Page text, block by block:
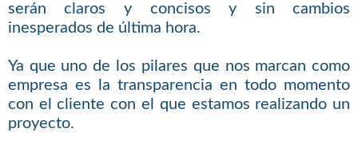
serán claros y concisos y sin cambios
inesperados de última hora.
Ya que uno de los pilares que nos marcan como
empresa es la transparencia en todo momento
con el cliente con el que estamos realizando un
proyecto.